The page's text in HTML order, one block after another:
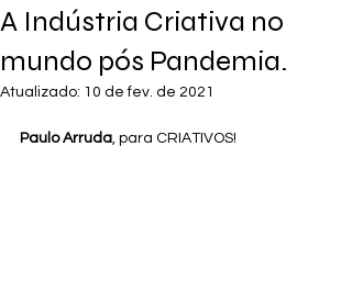
A Indústria Criativa no
mundo pós Pandemia.
Atualizado: 10 de fev. de 2021
Paulo Arruda, para CRIATIVOS!